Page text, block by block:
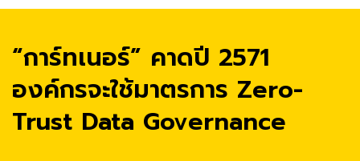
“การ์ทเนอร์” คาดปี 2571
องค์กรจะใช้มาตรการ Zero-
Trust Data Governance